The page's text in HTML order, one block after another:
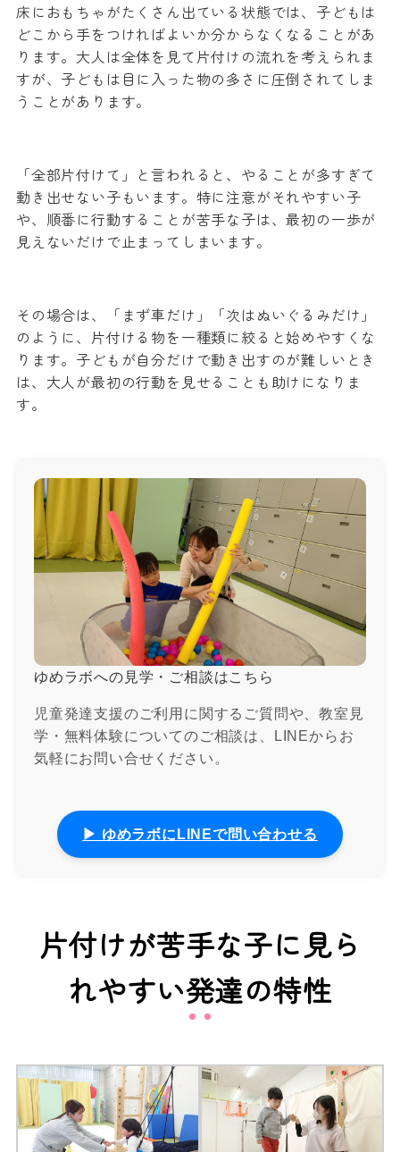
床におもちゃがたくさん出ている状態では、子どもは
どこから手をつければよいか分からなくなることがあ
ります。大人は全体を見て片付けの流れを考えられま
すが、子どもは目に入った物の多さに圧倒されてしま
うことがあります。
「全部片付けて」と言われると、やることが多すぎて
動き出せない子もいます。特に注意がそれやすい子
や、順番に行動することが苦手な子は、最初の一歩が
見えないだけで止まってしまいます。
その場合は、「まず車だけ」「次はぬいぐるみだけ」
のように、片付ける物を一種類に絞ると始めやすくな
ります。子どもが自分だけで動き出すのが難しいとき
は、大人が最初の行動を見せることも助けになりま
す。
ゆめラボへの見学・ご相談はこちら
児童発達支援のご利用に関するご質問や、教室見
学・無料体験についてのご相談は、LINEからお
気軽にお問い合せください。
▶ ゆめラボにLINEで問い合わせる
片付けが苦手な子に見ら
れやすい発達の特性